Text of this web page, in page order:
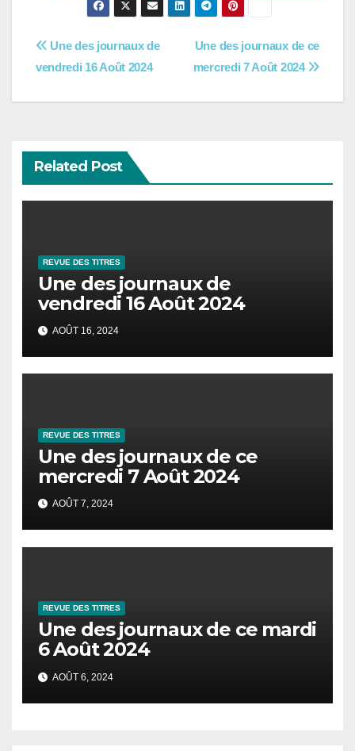
Navigation
Une des journaux de ce
mercredi 7 Août 2024
Une des journaux de
vendredi 16 Août 2024
Related Post
REVUE DES TITRES
Une des journaux de
vendredi 16 Août 2024
AOÛT 16, 2024
REVUE DES TITRES
Une des journaux de ce
mercredi 7 Août 2024
AOÛT 7, 2024
REVUE DES TITRES
Une des journaux de ce mardi
6 Août 2024
AOÛT 6, 2024